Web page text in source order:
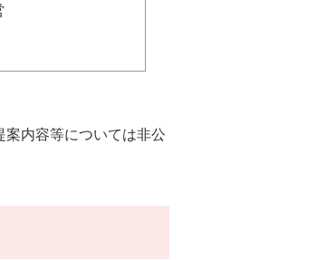
運営
内容等については非公